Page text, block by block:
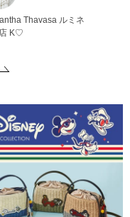
Thavasa ルミネ
K♡